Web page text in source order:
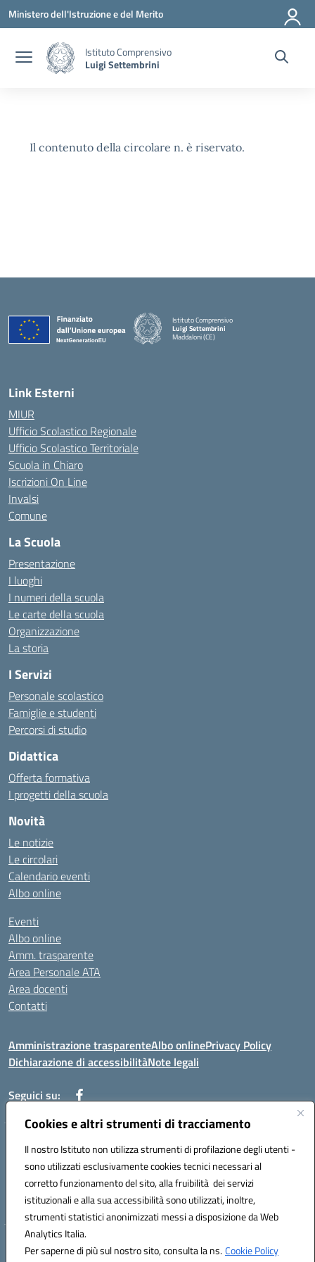
Cookies e altri strumenti di tracciamento
Il nostro Istituto non utilizza strumenti di profilazione degli utenti -
sono utilizzati esclusivamente cookies tecnici necessari al
corretto funzionamento del sito, alla fruibilità dei servizi
istituzionali e alla sua accessibilità sono utilizzati, inoltre,
strumenti statistici anonimizzati messi a disposizione da Web
Analytics Italia.
Per saperne di più sul nostro sito, consulta la ns.Cookie Policy
Vai ai contenuti
Vai al menu di navigazione
Vai al footer
Ministero dell'Istruzione e del Merito
Istituto Comprensivo
Luigi Settembrini
Il contenuto della circolare n. è riservato.
Istituto Comprensivo
Luigi Settembrini
Maddaloni (CE)
Link Esterni
MIUR
Ufficio Scolastico Regionale
Ufficio Scolastico Territoriale
Scuola in Chiaro
Iscrizioni On Line
Invalsi
Comune
La Scuola
Presentazione
I luoghi
I numeri della scuola
Le carte della scuola
Organizzazione
La storia
I Servizi
Personale scolastico
Famiglie e studenti
Percorsi di studio
Didattica
Offerta formativa
I progetti della scuola
Novità
Le notizie
Le circolari
Calendario eventi
Albo online
Eventi
Albo online
Amm. trasparente
Area Personale ATA
Area docenti
Contatti
Amministrazione trasparenteAlbo onlinePrivacy Policy
Dichiarazione di accessibilitàNote legali
Seguici su:
Indirizzo: VIA BRECCIAME, 46 - 81024 MADDALONI (CE)
Mail: CEIC8AU001@istruzione.it - Pec: CEIC8AU001@pec.istruzione.it -
Telefono: 0823408721
Meccanografico: CEIC8AU001
Codice fiscale: 93086080616
Hosting & Powered by 3D Solution S.r.l.